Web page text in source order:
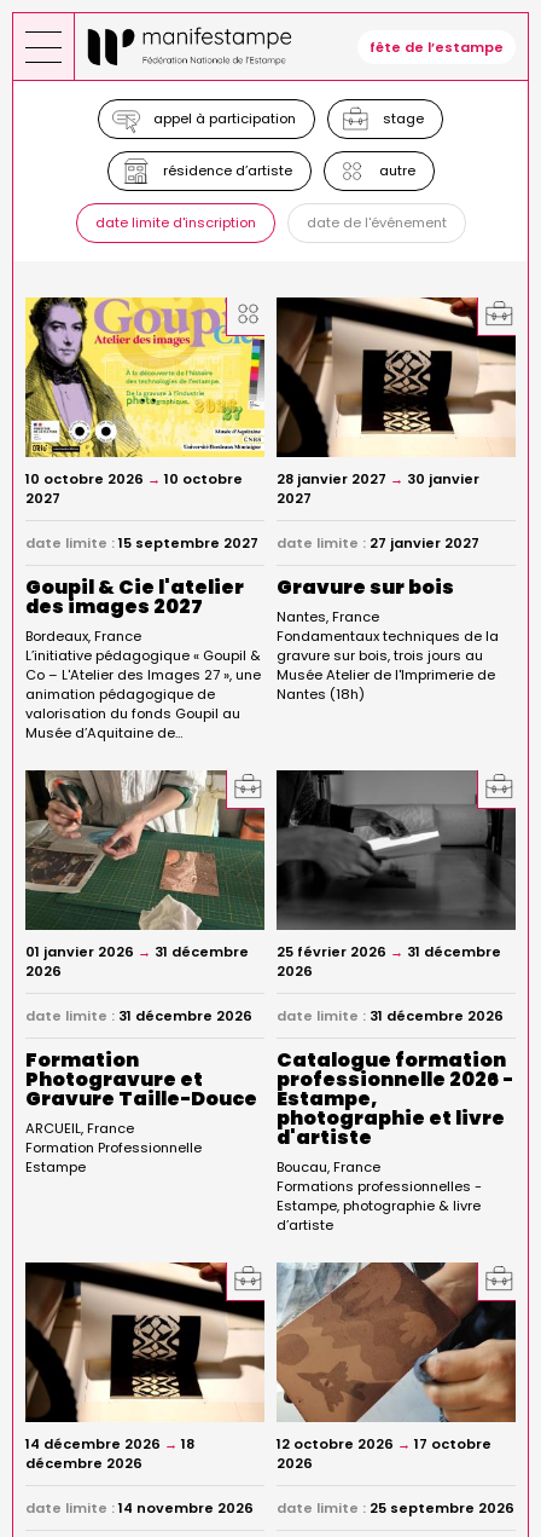
Aller
au
contenu
fête de l’estampe
appel à participation stage
résidence d’artiste autre
date limite d'inscription date de l'événement
10 octobre 2026 → 10 octobre
2027
date limite :15 septembre 2027
Goupil & Cie l'atelier
des images 2027
Bordeaux France
L’initiative pédagogique « Goupil &
Co – L'Atelier des Images 27 », une
animation pédagogique de
valorisation du fonds Goupil au
Musée d’Aquitaine de…
28 janvier 2027 → 30 janvier
2027
date limite : 27 janvier 2027
Gravure sur bois
Nantes France
Fondamentaux techniques de la
gravure sur bois, trois jours au
Musée Atelier de l'Imprimerie de
Nantes (18h)
01 janvier 2026 → 31 décembre
2026
date limite : 31 décembre 2026
Formation
Photogravure et
Gravure Taille-Douce
ARCUEIL France
Formation Professionnelle
Estampe
25 février 2026 → 31 décembre
2026
date limite : 31 décembre 2026
Catalogue formation
professionnelle 2026 -
Estampe,
photographie et livre
d'artiste
Boucau France
Formations professionnelles -
Estampe, photographie & livre
d’artiste
14 décembre 2026 → 18
décembre 2026
date limite :14 novembre 2026
12 octobre 2026 → 17 octobre
2026
date limite : 25 septembre 2026